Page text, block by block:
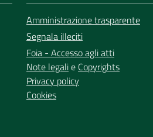
Amministrazione trasparente
Segnala illeciti
Foia - Accesso agli atti
Note legalie Copyrights
Privacy policy
Cookies